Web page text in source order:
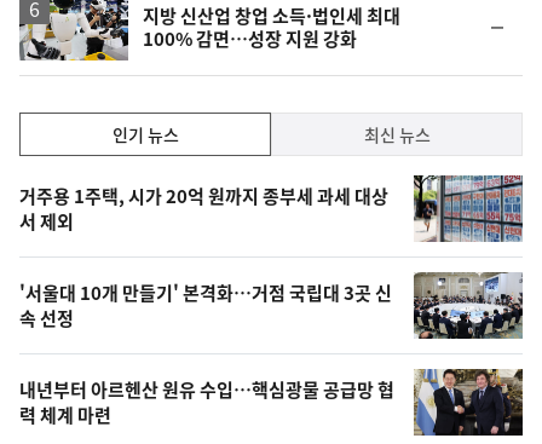
지방 신산업 창업 소득·법인세 최대
100% 감면…성장 지원 강화
일
기,
최
신,
오
늘
의
영
상
인기 뉴스 최신 뉴스
기
뉴
스
거주용 1주택, 시가 20억 원까지 종부세 과세 대상
서 제외
'서울대 10개 만들기' 본격화…거점 국립대 3곳 신
속 선정
내년부터 아르헨산 원유 수입…핵심광물 공급망 협
력 체계 마련